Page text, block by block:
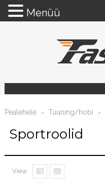
Pealehele > Tuuning/hobi >
Sportroolid
View
Menüü